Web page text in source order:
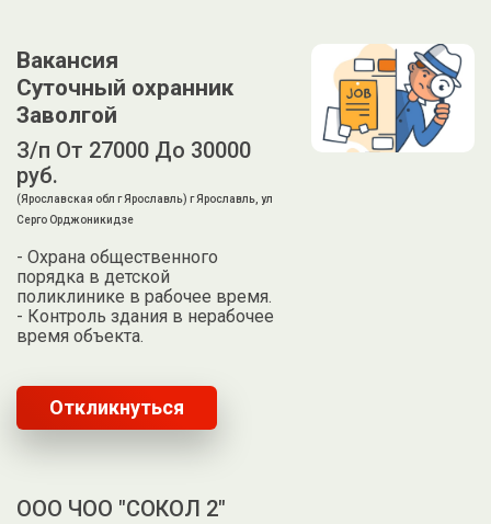
Вакансия
Суточный охранник
Заволгой
З/п От 27000 До 30000
руб.
(Ярославская обл г Ярославль) г Ярославль, ул
Серго Орджоникидзе
- Охрана общественного
порядка в детской
поликлинике в рабочее время.
- Контроль здания в нерабочее
время объекта.
Откликнуться
ООО ЧОО "СОКОЛ 2"